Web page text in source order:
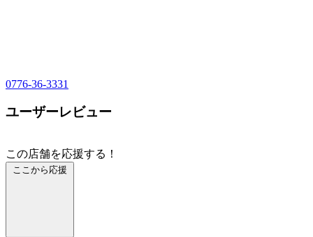
0776-36-3331
ユーザーレビュー
この店舗を応援する！
ここから応援